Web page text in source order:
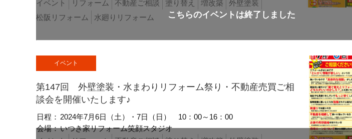
イベント
リフォーム 不動産ご相談 塗り替え 増改築
外壁塗装
松阪リフォーム
水廻りリフォーム
イベント
第147回 外壁塗装・水まわりリフォーム祭り・不動産売買ご相
談会を開催いたします♪
日程： 2024年7月6日（土）・7日（日）
10：00～16：00
会場：いつき家リフォーム笑顔スタジオ